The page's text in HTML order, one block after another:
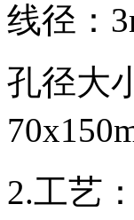
线径：
孔径大
2.工艺